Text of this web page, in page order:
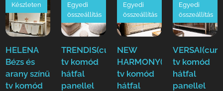
HELENA
Bézs és
arany színű
tv komód
Készleten
TRENDIS(cur)Luxus
tv komód
hátfal
panellel
Egyedi
összeállítás
NEW
HARMONY(cur)Luxus
tv komód
hátfal
Egyedi
összeállítás
tv komód
hátfal
panellel
Egyedi
összeállítás